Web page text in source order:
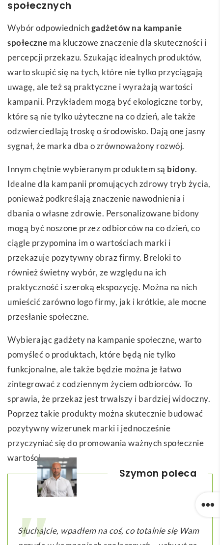
społecznych
Wybór odpowiednichgadżetów na kampanie
społeczne ma kluczowe znaczenie dla skuteczności i
percepcji przekazu. Szukając idealnych produktów,
warto skupić się na tych, które nie tylko przyciągają
uwagę, ale też są praktyczne i wyrażają wartości
kampanii. Przykładem mogą być ekologiczne torby,
które są nie tylko użyteczne na co dzień, ale także
odzwierciedlają troskę o środowisko. Dają one jasny
sygnał, że marka dba o zrównoważony rozwój.
Innym chętnie wybieranym produktem są bidony.
Idealne dla kampanii promujących zdrowy tryb życia,
ponieważ podkreślają znaczenie nawodnienia i
dbania o własne zdrowie. Personalizowane bidony
mogą być noszone przez odbiorców na co dzień, co
ciągle przypomina im o wartościach marki i
przekazuje pozytywny obraz firmy. Breloki to
również świetny wybór, ze względu na ich
praktyczność i szeroką ekspozycję. Można na nich
umieścić zarówno logo firmy, jak i krótkie, ale mocne
przesłanie społeczne.
Wybierając gadżety na kampanie społeczne, warto
pomyśleć o produktach, które będą nie tylko
funkcjonalne, ale także będzie można je łatwo
zintegrować z codziennym życiem odbiorców. To
sprawia, że przekaz jest trwalszy i bardziej widoczny.
Poprzez takie produkty można skutecznie budować
pozytywny wizerunek marki i jednocześnie
przyczyniać się do promowania ważnych społecznie
wartości.
Szymon poleca
Słuchajcie, wpadłem na coś, co totalnie się Wam